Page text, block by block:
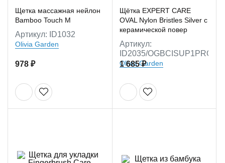
Щетка массажная нейлон
Bamboo Touch M
Артикул: ID1032
Olivia Garden
978 ₽
Щётка EXPERT CARE
OVAL Nylon Bristles Silver с
керамической повер
Артикул:
ID2035/OGBCISUP1PRO
Olivia Garden
1 685 ₽